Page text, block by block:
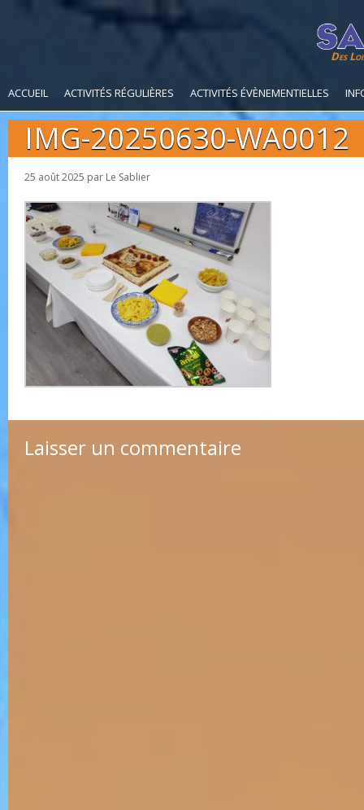
Des
ACCUEIL ACTIVITÉS RÉGULIÈRES ACTIVITÉS ÉVÈNEMENTIELLES
IMG-20250630-WA0012
25 août 2025 par Le Sablier
Laisser un commentaire